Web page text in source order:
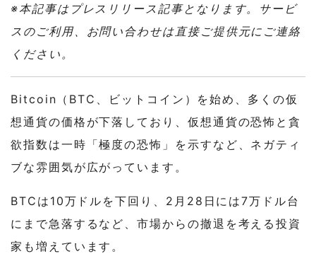
※本記事はプレスリリース記事となります。サービ
スのご利用、お問い合わせは直接ご提供元にご連絡
ください。
Bitcoin（BTC、ビットコイン）を始め、多くの仮
想通貨の価格が下落しており、仮想通貨の恐怖と貪
欲指数は一時「極度の恐怖」を示すなど、ネガティ
ブな雰囲気が広がっています。
BTCは10万ドルを下回り、2月28日には7万ドル台
にまで急落するなど、市場からの撤退を考える投資
家も増えています。